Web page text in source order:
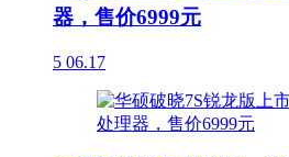
器，售价6999元
5 06.17